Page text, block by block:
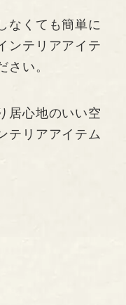
なくても簡単に
ンテリアアイテ
さい。
居心地のいい空
テリアアイテム